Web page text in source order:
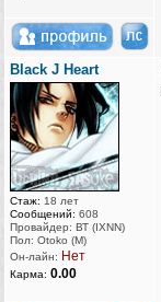
Black J Heart
Стаж: 18 лет
Сообщений: 608
Провайдер: ВТ (IXNN)
Пол: Otoko (M)
Он-лайн: Нет
Карма: 0.00